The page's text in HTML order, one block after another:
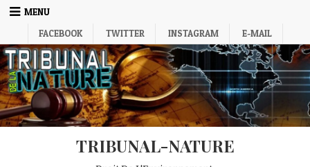
Skip
MENU
FACEBOOK
TWITTER INSTAGRAM E-MAIL
TRIBUNAL-NATURE